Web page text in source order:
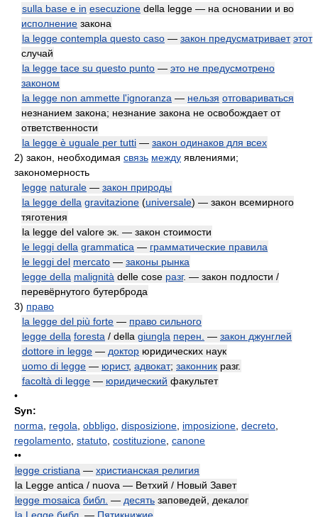
sulla base e in esecuzione della legge — на основании и во
исполнение закона
la legge contempla questo caso — закон предусматривает этот
случай
la legge tace su questo punto — это не предусмотрено
законом
la legge non ammette l'ignoranza — нельзя отговариваться
незнанием закона; незнание закона не освобождает от
ответственности
la legge è uguale per tutti — закон одинаков для всех
2) закон, необходимая связь между явлениями;
закономерность
legge naturale — закон природы
la legge della gravitazione (universale) — закон всемирного
тяготения
la legge del valore эк. — закон стоимости
le leggi della grammatica — грамматические правила
le leggi del mercato — законы рынка
legge della malignità delle cose разг. — закон подлости /
перевёрнутого бутерброда
3) право
la legge del più forte — право сильного
legge della foresta / della giungla перен. — закон джунглей
dottore in legge — доктор юридических наук
uomo di legge — юрист, адвокат; законник разг.
facoltà di legge — юридический факультет
•
Syn:
norma
regola obbligo disposizione imposizione decreto
regolamento statuto costituzione canone
••
legge cristiana — христианская религия
la Legge antica / nuova — Ветхий / Новый Завет
legge mosaica библ. — десять заповедей, декалог